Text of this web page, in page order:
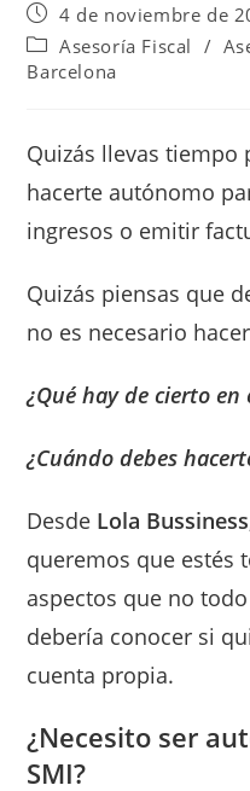
Publicación
de
la
entrada:
4 de noviembre de
Categoría
de
Asesoría Fiscal /
Barcelona
Quizás llevas tiempo
hacerte autónomo
ingresos o emitir
Quizás piensas que
no es necesario
¿Qué hay de cierto en
¿Cuándo debes
Desde Lola Bussiness
queremos que estés
aspectos que no
debería conocer si
cuenta propia.
¿Necesito ser
SMI?